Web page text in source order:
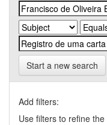
Start a new search
Add filters:
Use filters to refine